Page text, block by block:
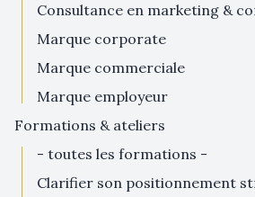
consultance en marketing &
marque corporate
marque commerciale
marque employeur
formations & ateliers
- toutes les formations -
clarifier son positionnement